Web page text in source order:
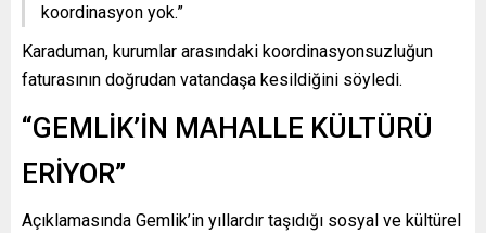
koordinasyon yok.”
Karaduman, kurumlar arasındaki koordinasyonsuzluğun
faturasının doğrudan vatandaşa kesildiğini söyledi.
“GEMLİK’İN MAHALLE KÜLTÜRÜ
ERİYOR”
Açıklamasında Gemlik’in yıllardır taşıdığı sosyal ve kültürel